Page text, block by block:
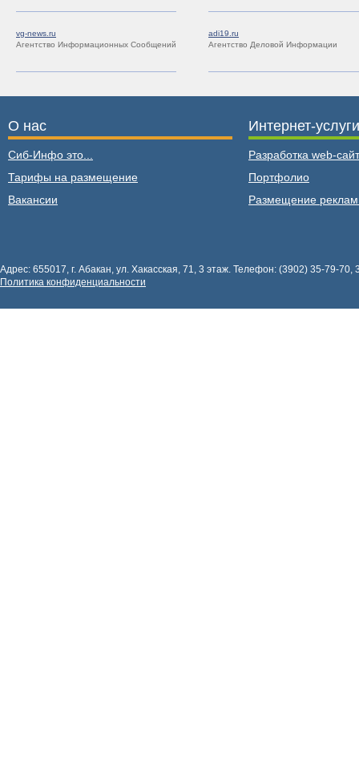
vg-news.ru
Агентство Информационных Сообщений
adi19.ru
Агентство Деловой Информации
О нас
Сиб-Инфо это...
Тарифы на размещение
Вакансии
Интернет-услуги
Разработка web-
Портфолио
Размещение
Адрес: 655017, г. Абакан, ул. Хакасская, 71, 3 этаж. Телефон: (3902) 35-79-
Политика конфиденциальности